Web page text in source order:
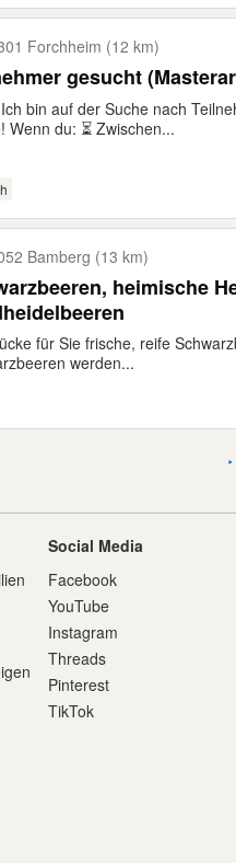
Forchheim (12 km)
gesucht
bin auf der Suche nach
Wenn du: ⏳ Zwischen...
Bamberg (13 km)
heimische
für Sie frische, reife
werden...
Social Media
Facebook
YouTube
Instagram
Threads
Pinterest
TikTok